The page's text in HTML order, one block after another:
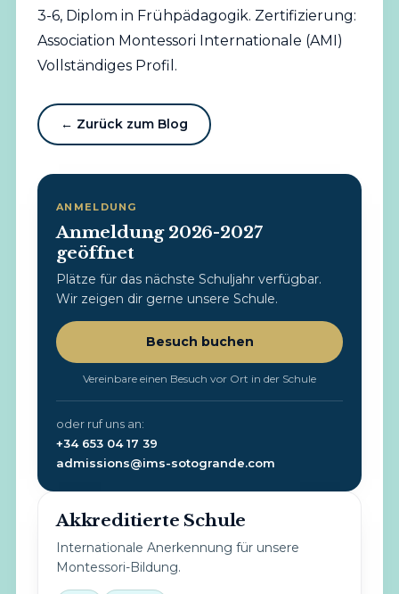
3-6, Diplom in Frühpädagogik. Zertifizierung:
Association Montessori Internationale (AMI)
Vollständiges Profil .
← Zurück zum Blog
ANMELDUNG
Anmeldung 2026-2027
geöffnet
Plätze für das nächste Schuljahr verfügbar.
Wir zeigen dir gerne unsere Schule.
Besuch buchen
Vereinbare einen Besuch vor Ort in der Schule
oder ruf uns an:
+34 653 04 17 39
admissions@ims-sotogrande.com
Akkreditierte Schule
Internationale Anerkennung für unsere
Montessori-Bildung.